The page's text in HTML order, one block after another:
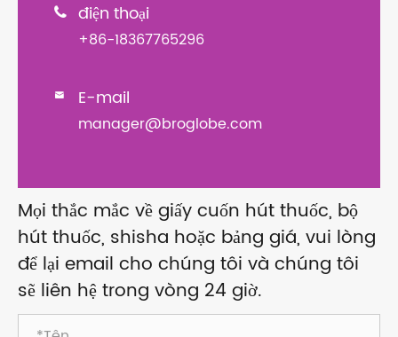
 điện thoại
+86-18367765296
 E-mail
manager@broglobe.com
Mọi thắc mắc về giấy cuốn hút thuốc, bộ
hút thuốc, shisha hoặc bảng giá, vui lòng
để lại email cho chúng tôi và chúng tôi
sẽ liên hệ trong vòng 24 giờ.